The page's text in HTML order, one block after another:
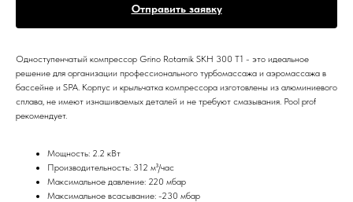
Отправить заявку
Одноступенчатый компрессор Grino Rotamik SKH 300 Т1 - это идеальное
решение для организации профессионального турбомассажа и аэромассажа в
бассейне и SPA. Корпус и крыльчатка компрессора изготовлены из алюминиевого
сплава, не имеют изнашиваемых деталей и не требуют смазывания. Pool prof
рекомендует.
Мощность: 2.2 кВт
Производительность: 312 м³/час
Максимальное давление: 220 мбар
Максимальное всасывание: -230 мбар